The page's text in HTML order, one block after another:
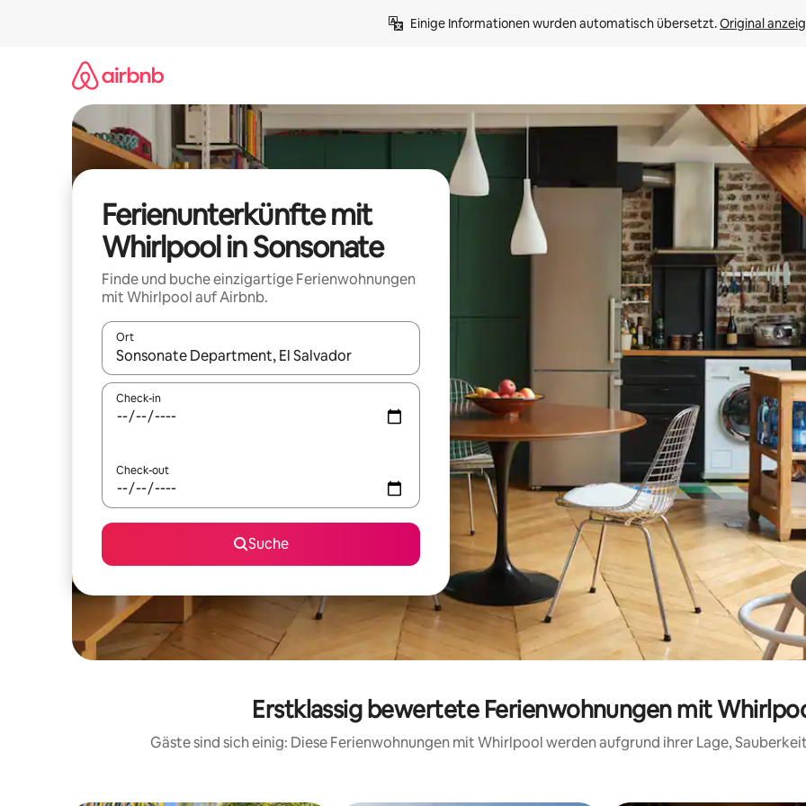
Einige Informationen wurden automatisch übersetzt. Original
Ferienunterkünfte mit
Whirlpool in Sonsonate
Finde und buche einzigartige Ferienwohnungen
mit Whirlpool auf Airbnb.
Ort
Wenn Ergebnisse verfügbar sind, navigiere mit den Pfeiltasten nach oben und unten oder erkunde die Ergebnisse
Check-in
Check-out
Suche
Erstklassig bewertete Ferienwohnungen mit
Gäste sind sich einig: Diese Ferienwohnungen mit Whirlpool werden aufgrund ihrer Lage,